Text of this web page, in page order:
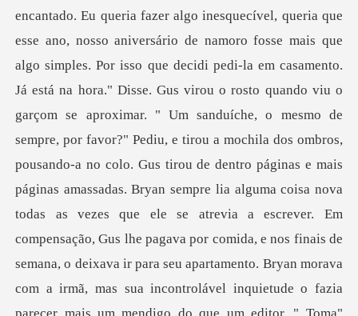
sse. Gus virou o rosto quando viu o
garçom se aproximar. " Um sanduíche, o mesmo de
sempre, por favor?" Pediu, e tirou a mochila dos ombros,
pousando-a no colo. Gus tirou de dentro páginas e mais
páginas amassadas. Bryan sempre lia alguma coisa nova
todas as vezes que ele se atrevia a escr